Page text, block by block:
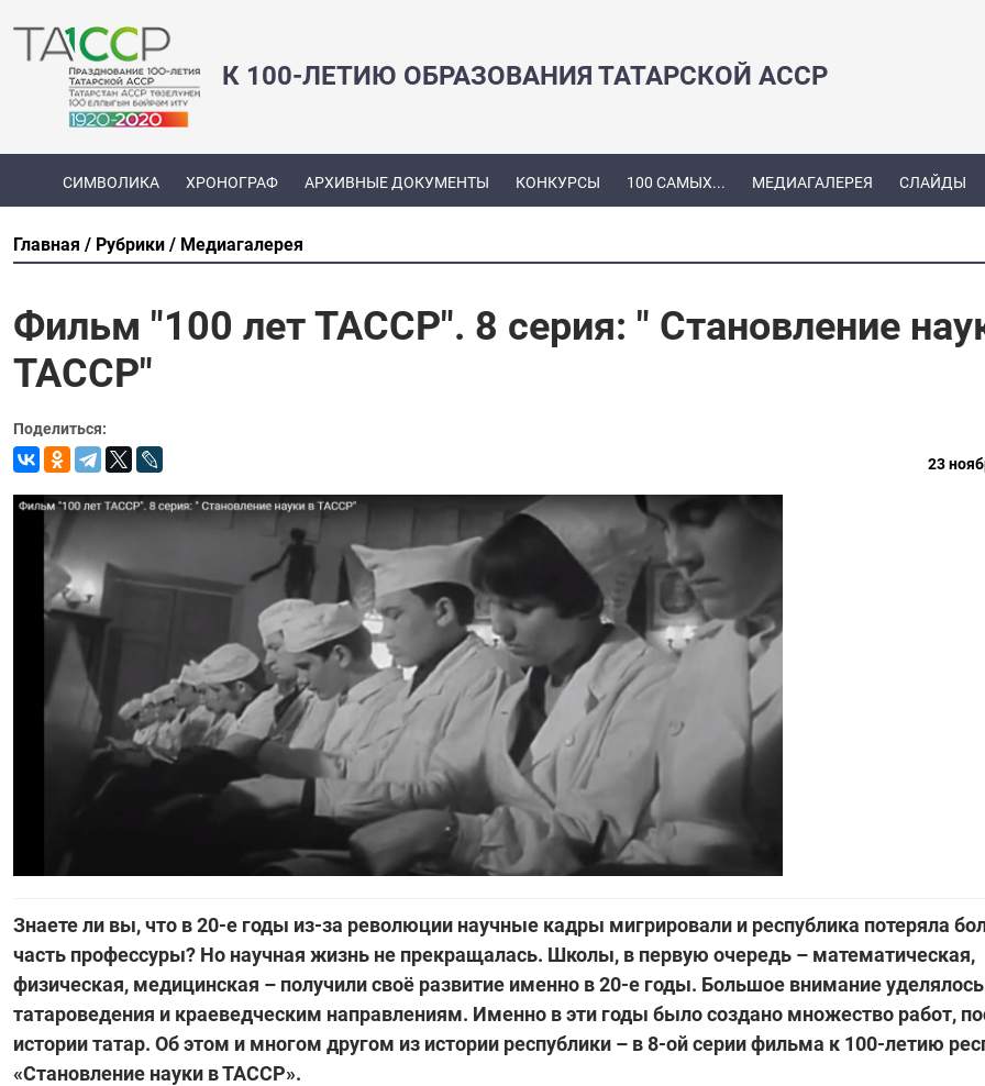
К 100-ЛЕТИЮ ОБРАЗОВАНИЯ ТАТАРСКОЙ АССР
СИМВОЛИКА ХРОНОГРАФ АРХИВНЫЕ ДОКУМЕНТЫ КОНКУРСЫ 100 САМЫХ... МЕДИАГАЛЕРЕЯ СЛАЙДЫ
Главная Рубрики Медиагалерея
Фильм "100 лет ТАССР". 8 серия: " Становление
ТАССР"
Поделиться:
23
Знаете ли вы, что в 20-е годы из-за революции научные кадры мигрировали и республика потеряла
часть профессуры? Но научная жизнь не прекращалась. Школы, в первую очередь – математическая,
физическая, медицинская – получили своё развитие именно в 20-е годы. Большое внимание
татароведения и краеведческим направлениям. Именно в эти годы было создано множество работ,
истории татар. Об этом и многом другом из истории республики – в 8-ой серии фильма к 100-летию
«Становление науки в ТАССР».